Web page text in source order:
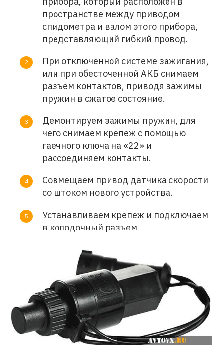
пространстве между приводом
спидометра и валом этого прибора,
представляющий гибкий провод.
При отключенной системе зажигания,
или при обесточенной АКБ снимаем
разъем контактов, приводя зажимы
пружин в сжатое состояние.
Демонтируем зажимы пружин, для
чего снимаем крепеж с помощью
гаечного ключа на «22» и
рассоединяем контакты.
Совмещаем привод датчика скорости
со штоком нового устройства.
Устанавливаем крепеж и подключаем
в колодочный разъем.